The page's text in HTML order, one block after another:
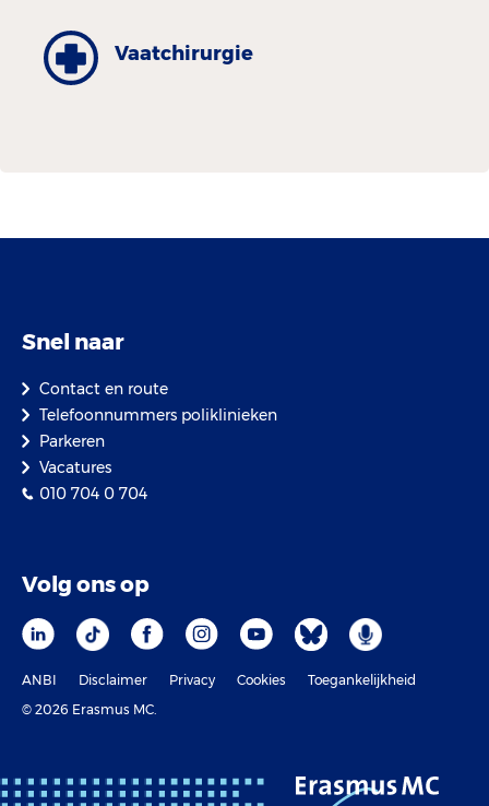
Vaatchirurgie
Snel naar
Contact en route
Telefoonnummers poliklinieken
Parkeren
Vacatures
010 704 0 704
Volg ons op
ANBI Disclaimer Privacy Cookies
Toegankelijkheid
© 2026 Erasmus MC.